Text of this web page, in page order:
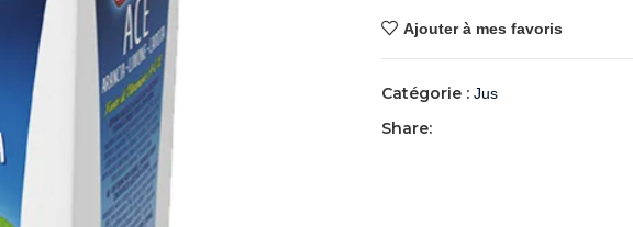
Ajouter à mes favoris
Catégorie : Jus
Share: